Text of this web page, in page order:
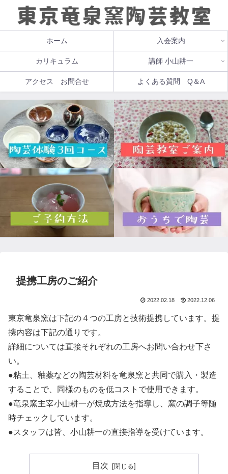
ホーム 入会案内
カリキュラム 講師 小山耕一
アクセス お問合せ よくある質問 Q＆A
提携工房のご紹介
2022.02.18 2022.12.06
東京竜泉窯は下記の４つの工房と技術提携しています。提
携内容は下記の通りです。
詳細については直接それぞれの工房へお問い合わせ下さ
い。
●粘土、釉薬などの陶芸材料を竜泉窯と共同で購入・製造
することで、同様のものを低コストで使用できます。
●竜泉窯主宰小山耕一が焼成方法を指導し、窯の調子等随
時チェックしています。
●スタッフは皆、小山耕一の直接指導を受けています。
目次